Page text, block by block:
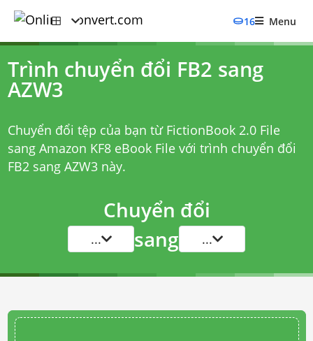
16 Menu
Trình chuyển đổi FB2 sang
AZW3
Chuyển đổi tệp của bạn từ FictionBook 2.0 File
sang Amazon KF8 eBook File với trình chuyển đổi
FB2 sang AZW3này.
Chuyển đổi
... sang ...